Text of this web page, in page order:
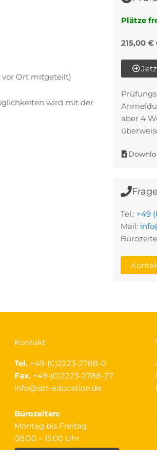
vor Ort mitgeteilt)
wird mit der
Plätze
215,00
aber 4
Tel.: +49
Mail:
Kontakt
Tel. +49-(0)2223-2788-0
Fax. +49-(0)2223-2788-27
info@spt-education.de
Bürozeiten:
Montag bis Freitag
08:00 – 15:00 Uhr